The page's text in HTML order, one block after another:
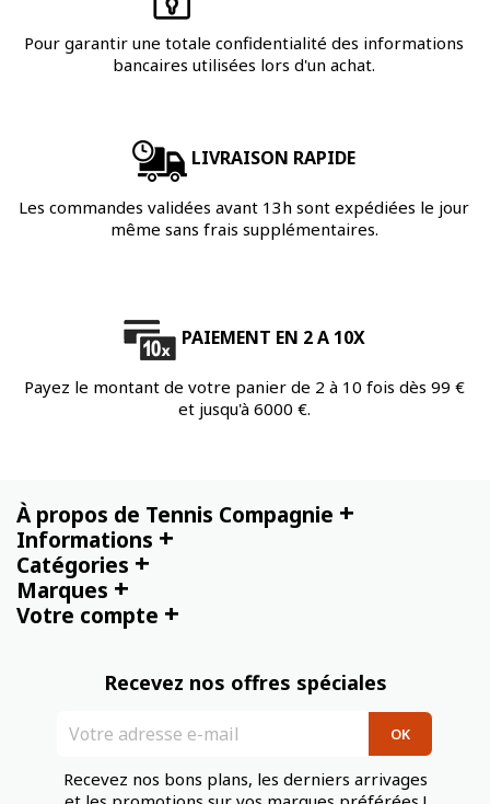
Pour garantir une totale confidentialité des informations
bancaires utilisées lors d'un achat.
LIVRAISON RAPIDE
Les commandes validées avant 13h sont expédiées le jour
même sans frais supplémentaires.
PAIEMENT EN 2 A 10X
Payez le montant de votre panier de 2 à 10 fois dès 99 €
et jusqu'à 6000 €.
À propos de Tennis Compagnie +
Informations +
Catégories +
Marques +
Votre compte +
Recevez nos offres spéciales
Recevez nos bons plans, les derniers arrivages